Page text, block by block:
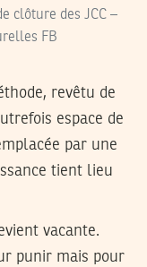
clôture des JCC –
FB
revêtu de
espace de
par une
tient lieu
vacante.
punir mais pour